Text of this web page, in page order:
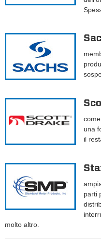
una
il
parti
molto altro.